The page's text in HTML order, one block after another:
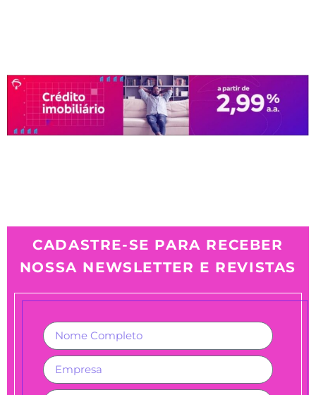
CADASTRE-SE PARA RECEBER
NOSSA NEWSLETTER E REVISTAS